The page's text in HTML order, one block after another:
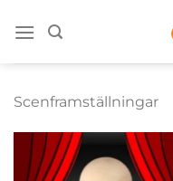
Scenframställningar